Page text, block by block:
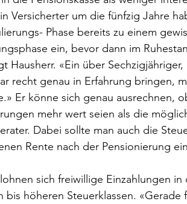
Versicherter um die fünfzig Jahre
Phase bereits zu einem
ein, bevor dann im
Hausherr. «Ein über
recht genau in Erfahrung bringen,
Er könne sich genau ausrechnen,
mehr wert seien als die
Dabei sollte man auch die
Rente nach der Pensionierung
sich freiwillige Einzahlungen in
bis höheren Steuerklassen. «Gerade